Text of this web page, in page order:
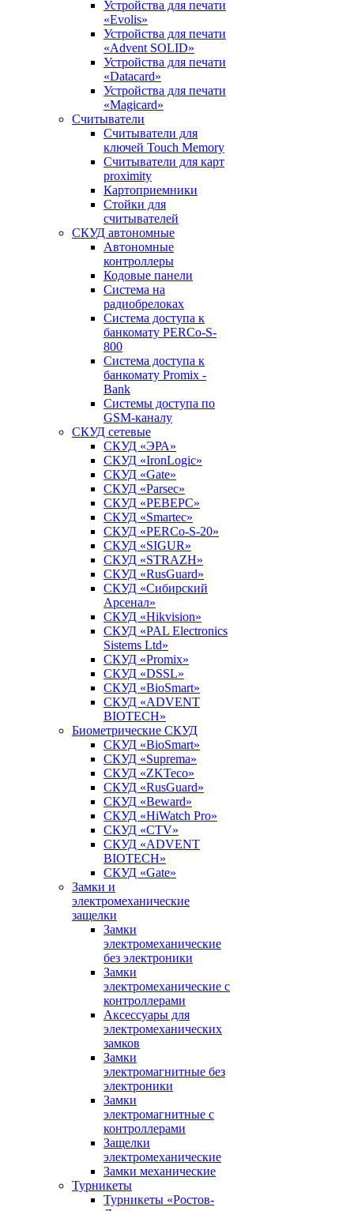
Устройства для печати
«Evolis»
Устройства для печати
«Advent SOLID»
Устройства для печати
«Datacard»
Устройства для печати
«Magicard»
Считыватели
Считыватели для
ключей Touch Memory
Считыватели для карт
proximity
Картоприемники
Стойки для
считывателей
СКУД автономные
Автономные
контроллеры
Кодовые панели
Система на
радиобрелоках
Система доступа к
банкомату PERCo-S-
800
Система доступа к
банкомату Promix -
Bank
Системы доступа по
GSM-каналу
СКУД сетевые
СКУД «ЭРА»
СКУД «IronLogic»
СКУД «Gate»
СКУД «Parsec»
СКУД «РЕВЕРС»
СКУД «Smartec»
СКУД «PERCo-S-20»
СКУД «SIGUR»
СКУД «STRAZH»
СКУД «RusGuard»
СКУД «Сибирский
Арсенал»
СКУД «Hikvision»
СКУД «PAL Electronics
Sistems Ltd»
СКУД «Promix»
СКУД «DSSL»
СКУД «BioSmart»
СКУД «ADVENT
BIOTECH»
Биометрические СКУД
СКУД «BioSmart»
СКУД «Suprema»
СКУД «ZKTeco»
СКУД «RusGuard»
СКУД «Beward»
СКУД «HiWatch Pro»
СКУД «CTV»
СКУД «ADVENT
BIOTECH»
СКУД «Gate»
Замки и
электромеханические
защелки
Замки
электромеханические
без электроники
Замки
электромеханические с
контроллерами
Аксессуары для
электромеханических
замков
Замки
электромагнитные без
электроники
Замки
электромагнитные с
контроллерами
Защелки
электромеханические
Замки механические
Турникеты
Турникеты «Ростов-